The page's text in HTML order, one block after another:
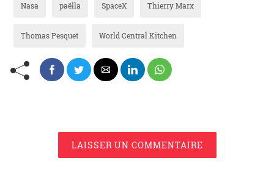
Nasa paëlla SpaceX Thierry Marx
Thomas Pesquet World Central Kitchen
LAISSER UN COMMENTAIRE